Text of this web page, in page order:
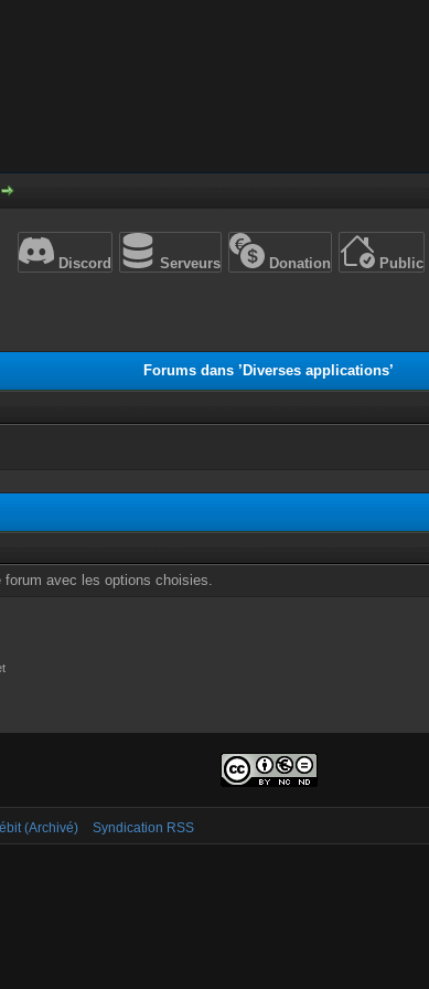
Discord Serveurs Donation Public
Forums dans ’Diverses applications’
forum avec les options choisies.
(Archivé) Syndication RSS